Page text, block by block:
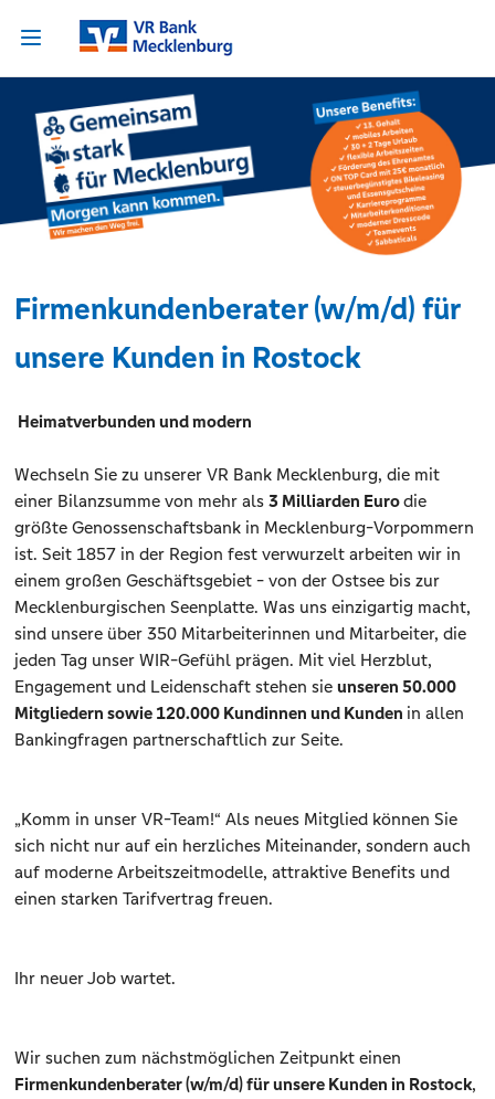
Firmenkundenberater (w/m/d) für
unsere Kunden in Rostock
Heimatverbunden und modern
Wechseln Sie zu unserer VR Bank Mecklenburg, die mit
einer Bilanzsumme von mehr als3 Milliarden Eurodie
größte Genossenschaftsbank in Mecklenburg-Vorpommern
ist. Seit 1857 in der Region fest verwurzelt arbeiten wir in
einem großen Geschäftsgebiet - von der Ostsee bis zur
Mecklenburgischen Seenplatte. Was uns einzigartig macht,
sind unsere über 350 Mitarbeiterinnen und Mitarbeiter, die
jeden Tag unser WIR-Gefühl prägen. Mit viel Herzblut,
Engagement und Leidenschaft stehen sieunseren 50.000
Mitgliedern sowie 120.000 Kundinnen und Kunden in allen
Bankingfragen partnerschaftlich zur Seite.
„Komm in unser VR-Team!“ Als neues Mitglied können Sie
sich nicht nur auf ein herzliches Miteinander, sondern auch
auf moderne Arbeitszeitmodelle, attraktive Benefits und
einen starken Tarifvertrag freuen.
Ihr neuer Job wartet.
Wir suchen zum nächstmöglichen Zeitpunkt einen
Firmenkundenberater (w/m/d) für unsere Kunden in Rostock,